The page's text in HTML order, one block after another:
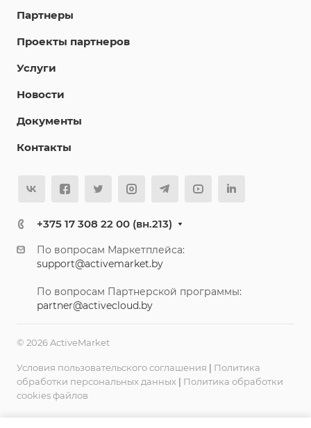
Партнеры
Проекты партнеров
Услуги
Новости
Документы
Контакты
+375 17 308 22 00 (вн.213)
По вопросам Маркетплейса:
support@activemarket.by
По вопросам Партнерской программы:
partner@activecloud.by
© 2026 ActiveMarket
Условия пользовательского соглашения | Политика
обработки персональных данных | Политика обработки
cookies файлов